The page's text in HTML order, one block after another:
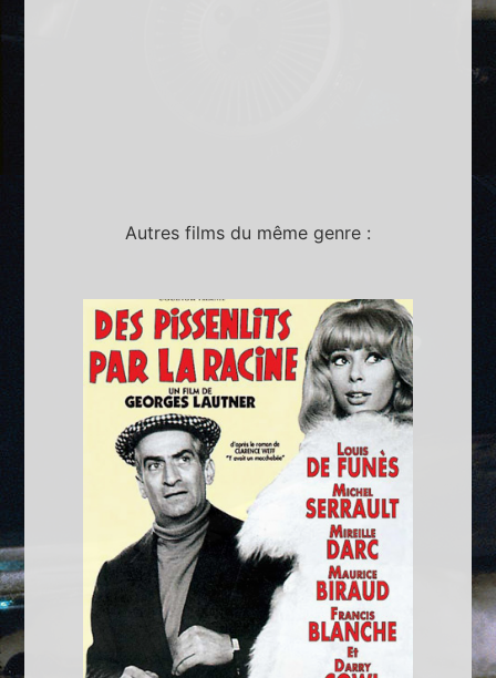
Autres films du même genre :